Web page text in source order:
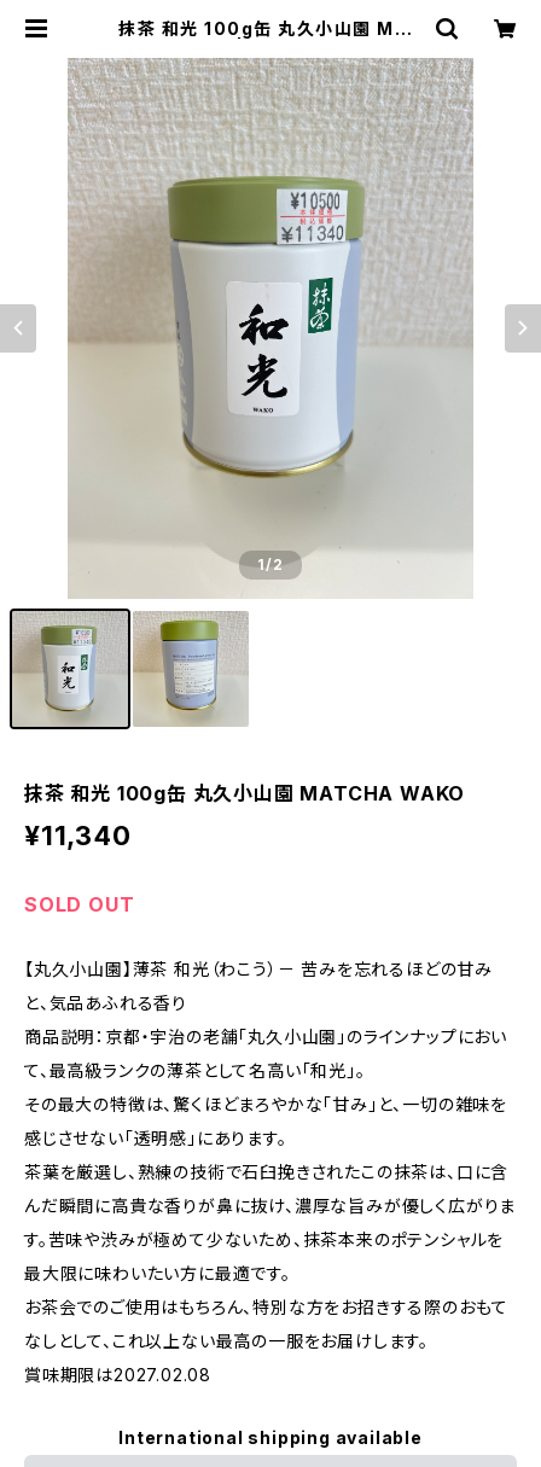
抹茶 和光 100g缶 丸久小山園 MAT
ien)
1/2
抹茶 和光 100g缶 丸久小山園 MATCHA WAKO
¥11,340
SOLD OUT
【丸久小山園】薄茶 和光（わこう）－ 苦みを忘れるほどの甘み
と、気品あふれる香り
商品説明：京都・宇治の老舗「丸久小山園」のラインナップにおい
て、最高級ランクの薄茶として名高い「和光」。
その最大の特徴は、驚くほどまろやかな「甘み」と、一切の雑味を
感じさせない「透明感」にあります。
茶葉を厳選し、熟練の技術で石臼挽きされたこの抹茶は、口に含
んだ瞬間に高貴な香りが鼻に抜け、濃厚な旨みが優しく広がりま
す。苦味や渋みが極めて少ないため、抹茶本来のポテンシャルを
最大限に味わいたい方に最適です。
お茶会でのご使用はもちろん、特別な方をお招きする際のおもて
なしとして、これ以上ない最高の一服をお届けします。
賞味期限は2027.02.08
International shipping available